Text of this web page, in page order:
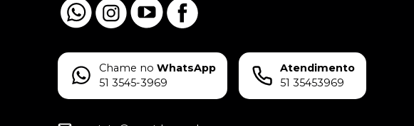
Chame no WhatsApp
51 3545-3969
Atendimento
51 35453969